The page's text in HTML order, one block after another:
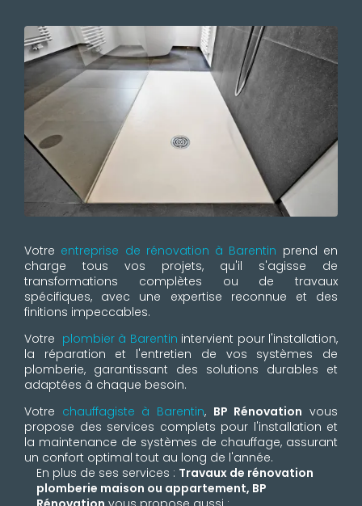
Votre entreprise de rénovation à Barentin prend en
charge tous vos projets, qu'il s'agisse de
transformations complètes ou de travaux
spécifiques, avec une expertise reconnue et des
finitions impeccables.
Votre plombier à Barentin intervient pour l'installation,
la réparation et l'entretien de vos systèmes de
plomberie, garantissant des solutions durables et
adaptées à chaque besoin.
Votre chauffagiste à Barentin, BP Rénovation vous
propose des services complets pour l'installation et
la maintenance de systèmes de chauffage, assurant
un confort optimal tout au long de l'année.
En plus de ses services : Travaux de rénovation
plomberie maison ou appartement, BP